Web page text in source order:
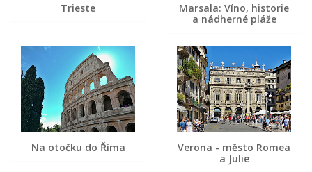
Trieste
Marsala: Víno, historie
a nádherné pláže
Na otočku do Říma
Verona - město Romea
a Julie